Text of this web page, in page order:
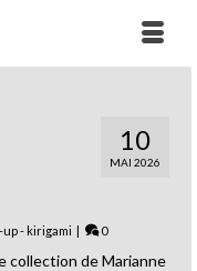
10
MAI 2026
- kirigami | 0
collection de Marianne